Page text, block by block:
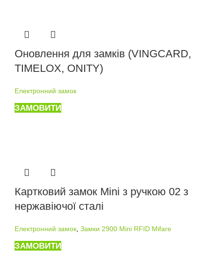
Оновлення для замків (VINGCARD,
TIMELOX, ONITY)
Електронний замок
ЗАМОВИТИ
Картковий замок Mini з ручкою 02 з
нержавіючої сталі
Електронний замок, Замки 2900 Mini RFID Mifare
ЗАМОВИТИ